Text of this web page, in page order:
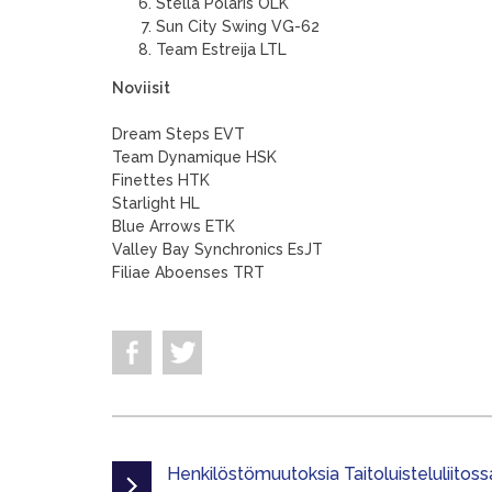
Sun City Swing VG-62
Team Estreija LTL
Noviisit
Dream Steps EVT
Team Dynamique HSK
Finettes HTK
Starlight HL
Blue Arrows ETK
Valley Bay Synchronics EsJT
Filiae Aboenses TRT
Henkilöstömuutoksia